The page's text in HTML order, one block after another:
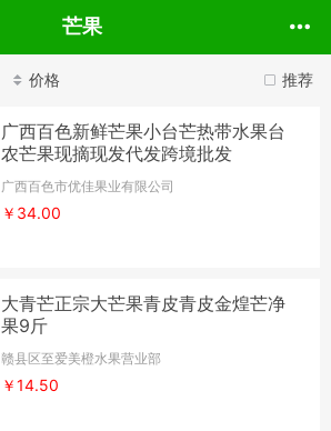
芒果
推荐
价格
广西百色新鲜芒果小台芒热带水果台
农芒果现摘现发代发跨境批发
广西百色市优佳果业有限公司
￥34.00
大青芒正宗大芒果青皮青皮金煌芒净
果9斤
赣县区至爱美橙水果营业部
￥14.50